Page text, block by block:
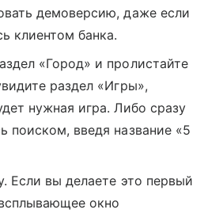
демоверсию, даже если
клиентом банка.
«Город» и пролистайте
раздел «Игры»,
нужная игра. Либо сразу
поиском, введя название «5
Если вы делаете это первый
окно